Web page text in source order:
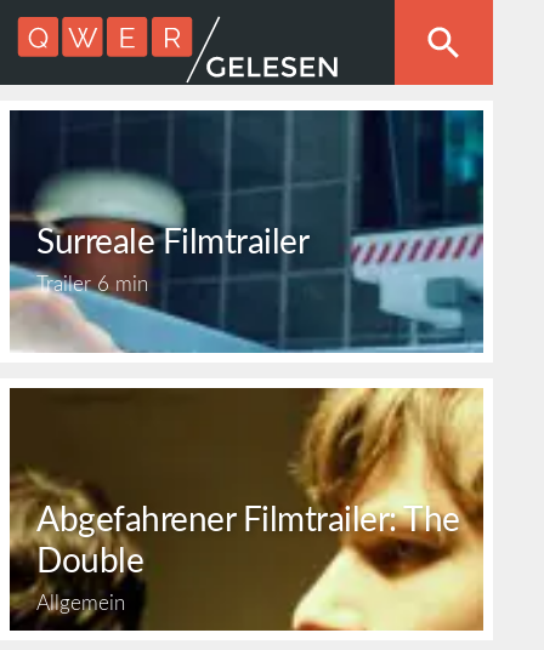
Surreale Filmtrailer
Trailer6 min
Abgefahrener Filmtrailer: The
Double
Allgemein